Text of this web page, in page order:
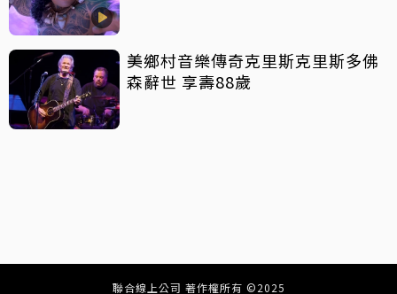
美鄉村音樂傳奇克里斯克里斯多佛
森辭世 享壽88歲
聯合線上公司 著作權所有 ©2025